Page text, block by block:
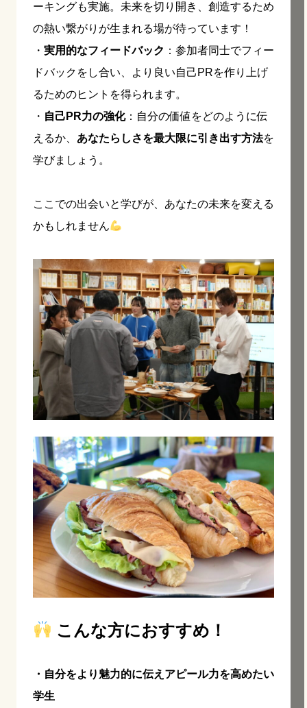
ーキングも実施。未来を切り開き、創造するため
の熱い繋がりが生まれる場が待っています！
・ 実用的なフィードバック ：参加者同士でフィー
ドバックをし合い、より良い自己PRを作り上げ
るためのヒントを得られます。
・ 自己PR力の強化：自分の価値をどのように伝
えるか、 あなたらしさを最大限に引き出す方法を
学びましょう。
ここでの出会いと学びが、あなたの未来を変える
かもしれません
こんな方におすすめ！
・自分をより魅力的に伝えアピール力を高めたい
学生